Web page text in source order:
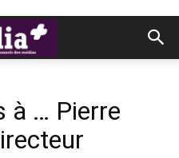
à … Pierre